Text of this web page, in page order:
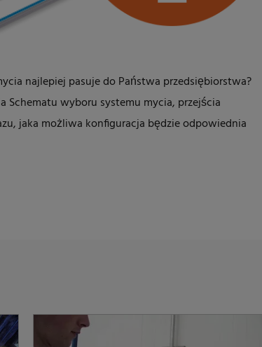
najlepiej pasuje do Państwa przedsiębiorstwa?
wyboru systemu mycia, przejścia
jaka możliwa konfiguracja będzie odpowiednia